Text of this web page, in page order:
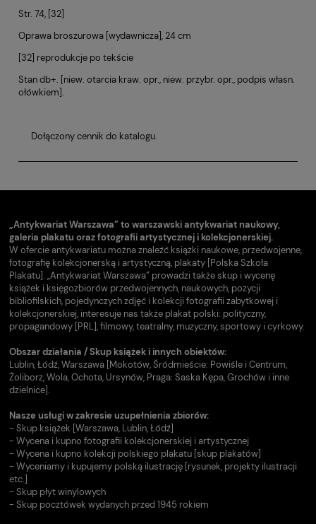
Str. 74, [32]
Oprawa broszurowa [wydawnicza], 24 cm
[32] reprodukcje po tekście
Stan db+. [niew. otarcia kraw. opr., niew. przybr. opr., podpis własn.
ołówkiem].
Dołączony cennik do katalogu.
„Antykwariat Warszawa” to warszawski antykwariat naukowy,
galeria plakatu oraz fotografii artystycznej i kolekcjonerskiej.
W ofercie antykwariatu można znaleźć książki naukowe, przedwojenne,
fotografię kolekcjonerską i artystyczną, plakaty [Polska Szkoła
Plakatu]. „Antykwariat Warszawa” prowadzi także skup i wycenę
książek i księgozbiorów przedwojennych, naukowych, pozycji
bibliofilskich, pojedynczych zdjęć i kolekcji fotografii zabytkowej i
kolekcjonerskiej, interesuje nas także plakat polski: polityczny,
propagandowy [PRL], filmowy, teatralny, muzyczny, sportowy i cyrkowy.
Obszar działania / Skup książek i innych obiektów:
Lublin, Łódź, Warszawa [Mokotów, Śródmieście: Powiśle i Centrum,
Żoliborz, Wola, Ochota, Ursynów, Praga: Saska Kępa, Grochów i inne
dzielnice].
Nasze usługi w zakresie uzupełnienia zbiorów:
- Skup książek [Warszawa, Lublin, Łódź]
- Wycena i kupno fotografii kolekcjonerskiej i artystycznej
- Wycena i kupno kolekcji polskiego plakatu [skup plakatów]
- Wyceniamy i kupujemy polską ilustrację [rysunek, projekty ilustracji
etc.]
- Skup płyt winylowych
- Skup pocztówek wydanych przed 1945 rokiem